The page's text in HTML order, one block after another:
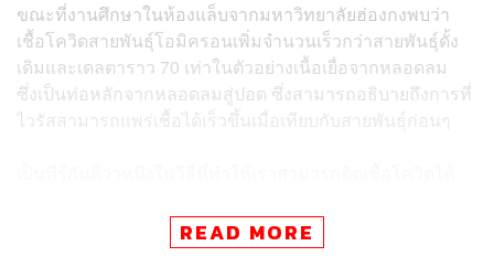
ขณะที่งานศึกษาในห้องแล็บจากมหาวิทยาลัยฮ่องกงพบว่า
เชื้อโควิดสายพันธุ์โอมิครอนเพิ่มจำนวนเร็วกว่าสายพันธุ์ดั้ง
เดิมและเดลตาราว 70 เท่าในตัวอย่างเนื้อเยื่อจากหลอดลม
ซึ่งเป็นท่อหลักจากหลอดลมสู่ปอด ซึ่งสามารถอธิบายถึงการที่
ไวรัสสามารถแพร่เชื้อได้เร็วขึ้นเมื่อเทียบกับสายพันธุ์ก่อนๆ
เปื้อนเข้าไป ดังนั้นการที่ตัวช่วยที่ดีอย่างแอร์หรือเครื่องปรับ
อากาศที่สามารถช่วยยับยั้งเชื้อไวรัสโควิดจึงเป็นเรื่องที่สำคัญ
READ MORE